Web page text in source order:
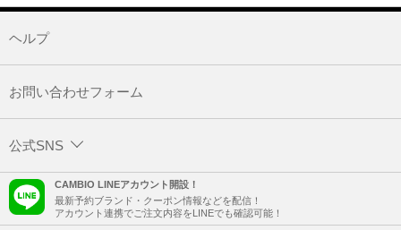
ヘルプ
お問い合わせフォーム
公式SNS
CAMBIO LINEアカウント開設！
最新予約ブランド・クーポン情報などを配信！
アカウント連携でご注文内容をLINEでも確認可能！